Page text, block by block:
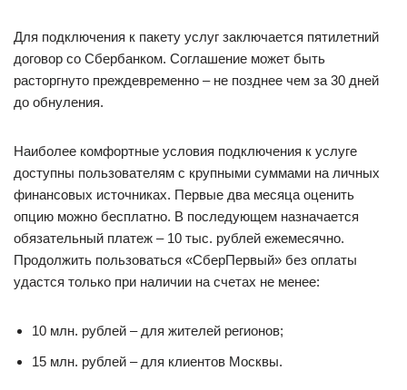
Для подключения к пакету услуг заключается пятилетний
договор со Сбербанком. Соглашение может быть
расторгнуто преждевременно – не позднее чем за 30 дней
до обнуления.
Наиболее комфортные условия подключения к услуге
доступны пользователям с крупными суммами на личных
финансовых источниках. Первые два месяца оценить
опцию можно бесплатно. В последующем назначается
обязательный платеж – 10 тыс. рублей ежемесячно.
Продолжить пользоваться «СберПервый» без оплаты
удастся только при наличии на счетах не менее:
10 млн. рублей – для жителей регионов;
15 млн. рублей – для клиентов Москвы.